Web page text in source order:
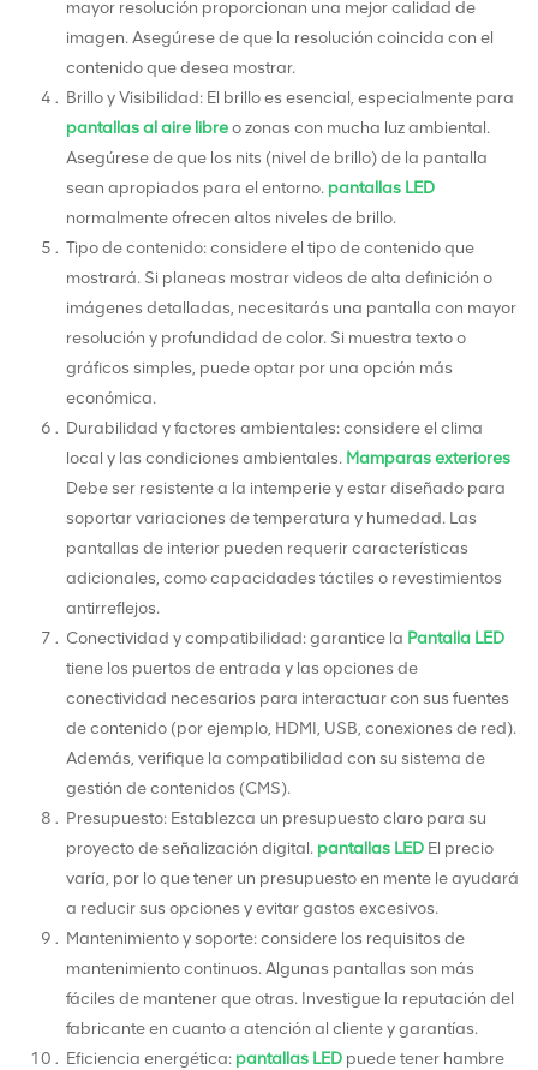
mayor resolución proporcionan una mejor calidad de
imagen. Asegúrese de que la resolución coincida con el
contenido que desea mostrar.
Brillo y Visibilidad: El brillo es esencial, especialmente para
pantallas al aire libreo zonas con mucha luz ambiental.
Asegúrese de que los nits (nivel de brillo) de la pantalla
sean apropiados para el entorno. pantallas LED
normalmente ofrecen altos niveles de brillo.
Tipo de contenido: considere el tipo de contenido que
mostrará. Si planeas mostrar videos de alta definición o
imágenes detalladas, necesitarás una pantalla con mayor
resolución y profundidad de color. Si muestra texto o
gráficos simples, puede optar por una opción más
económica.
Durabilidad y factores ambientales: considere el clima
local y las condiciones ambientales. Mamparas exteriores
Debe ser resistente a la intemperie y estar diseñado para
soportar variaciones de temperatura y humedad. Las
pantallas de interior pueden requerir características
adicionales, como capacidades táctiles o revestimientos
antirreflejos.
Conectividad y compatibilidad: garantice la Pantalla LED
tiene los puertos de entrada y las opciones de
conectividad necesarios para interactuar con sus fuentes
de contenido (por ejemplo, HDMI, USB, conexiones de red).
Además, verifique la compatibilidad con su sistema de
gestión de contenidos (CMS).
Presupuesto: Establezca un presupuesto claro para su
proyecto de señalización digital. pantallas LED El precio
varía, por lo que tener un presupuesto en mente le ayudará
a reducir sus opciones y evitar gastos excesivos.
Mantenimiento y soporte: considere los requisitos de
mantenimiento continuos. Algunas pantallas son más
fáciles de mantener que otras. Investigue la reputación del
fabricante en cuanto a atención al cliente y garantías.
Eficiencia energética: pantallas LED puede tener hambre